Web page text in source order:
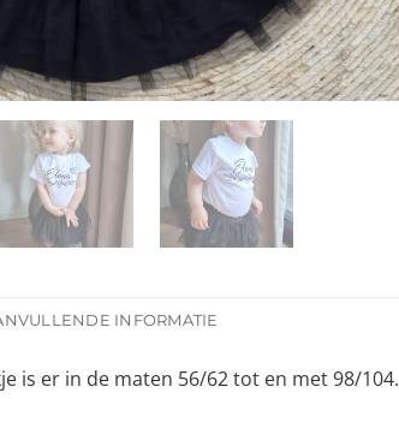
INFORMATIE
is er in de maten 56/62 tot en met 98/104.